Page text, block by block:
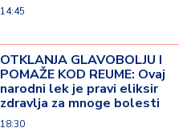
14:45
OTKLANJA GLAVOBOLJU I
POMAŽE KOD REUME: Ovaj
narodni lek je pravi eliksir
zdravlja za mnoge bolesti
18:30